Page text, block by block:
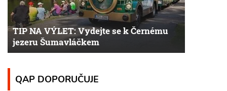
TIP NA VÝLET: Vydejte se k Černému
jezeru Šumavláčkem
QAP DOPORUČUJE